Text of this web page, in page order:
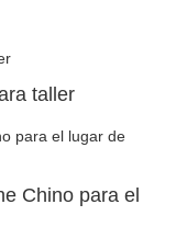
taller
Chino para el